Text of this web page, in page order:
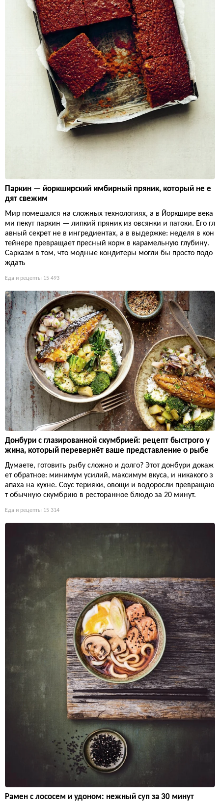
Паркин — йоркширский имбирный пряник, который не е
дят свежим
Мир помешался на сложных технологиях, а в Йоркшире века
ми пекут паркин — липкий пряник из овсянки и патоки. Его гл
авный секрет не в ингредиентах, а в выдержке: неделя в кон
тейнере превращает пресный корж в карамельную глубину.
Сарказм в том, что модные кондитеры могли бы просто подо
ждать
Еда и рецепты 15 493
Донбури с глазированной скумбрией: рецепт быстрого у
жина, который перевернёт ваше представление о рыбе
Думаете, готовить рыбу сложно и долго? Этот донбури докаж
ет обратное: минимум усилий, максимум вкуса, и никакого з
апаха на кухне. Соус терияки, овощи и водоросли превращаю
т обычную скумбрию в ресторанное блюдо за 20 минут.
Еда и рецепты 15 314
Рамен с лососем и удоном: нежный суп за 30 минут